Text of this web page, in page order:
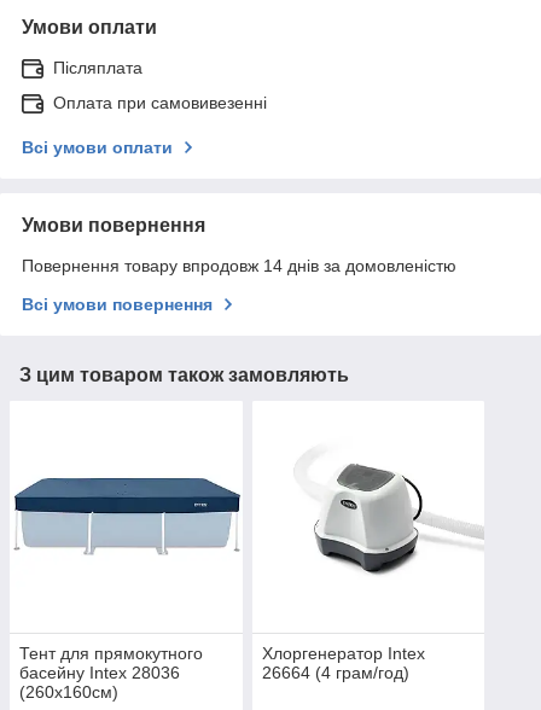
Умови оплати
Післяплата
Оплата при самовивезенні
Всі умови оплати
Умови повернення
Повернення товару впродовж 14 днів за домовленістю
Всі умови повернення
З цим товаром також замовляють
Тент для прямокутного
басейну Intex 28036
(260x160см)
Хлоргенератор Intex
26664 (4 грам/год)